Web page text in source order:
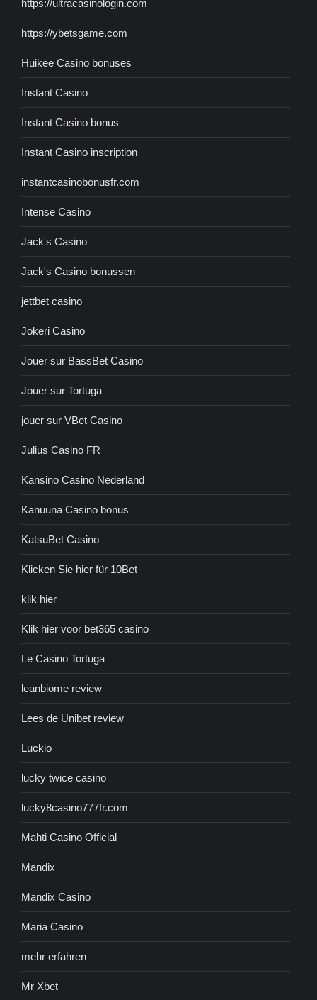
https://ultracasinologin.com
https://ybetsgame.com
Huikee Casino bonuses
Instant Casino
Instant Casino bonus
Instant Casino inscription
instantcasinobonusfr.com
Intense Casino
Jack's Casino
Jack's Casino bonussen
jettbet casino
Jokeri Casino
Jouer sur BassBet Casino
Jouer sur Tortuga
jouer sur VBet Casino
Julius Casino FR
Kansino Casino Nederland
Kanuuna Casino bonus
KatsuBet Casino
Klicken Sie hier für 10Bet
klik hier
Klik hier voor bet365 casino
Le Casino Tortuga
leanbiome review
Lees de Unibet review
Luckio
lucky twice casino
lucky8casino777fr.com
Mahti Casino Official
Mandix
Mandix Casino
Maria Casino
mehr erfahren
Mr Xbet